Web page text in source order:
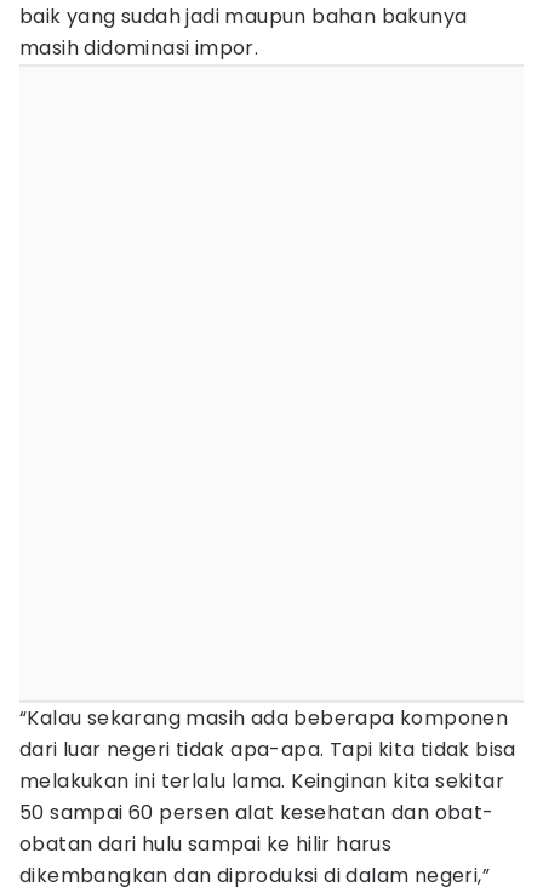
baik yang sudah jadi maupun bahan bakunya
masih didominasi impor.
“Kalau sekarang masih ada beberapa komponen
dari luar negeri tidak apa-apa. Tapi kita tidak bisa
melakukan ini terlalu lama. Keinginan kita sekitar
50 sampai 60 persen alat kesehatan dan obat-
obatan dari hulu sampai ke hilir harus
dikembangkan dan diproduksi di dalam negeri,”